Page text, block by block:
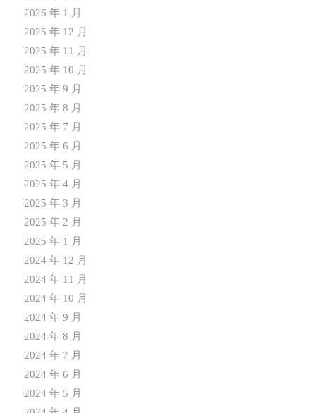
2026 年 1 月
2025 年 12 月
2025 年 11 月
2025 年 10 月
2025 年 9 月
2025 年 8 月
2025 年 7 月
2025 年 6 月
2025 年 5 月
2025 年 4 月
2025 年 3 月
2025 年 2 月
2025 年 1 月
2024 年 12 月
2024 年 11 月
2024 年 10 月
2024 年 9 月
2024 年 8 月
2024 年 7 月
2024 年 6 月
2024 年 5 月